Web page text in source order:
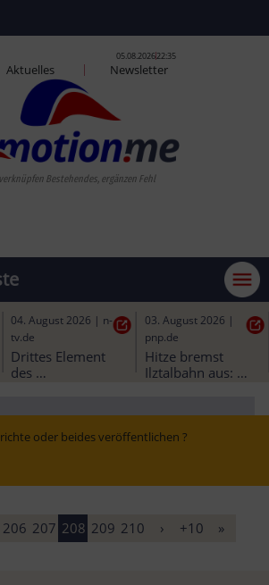
05.08.202622:35
Aktuelles Newsletter
Wir ve
04. August 2026 | n-
tv.de
Drittes Element
des
03. August 2026 |
pnp.de
Hitze bremst
Ilztalbahn aus:
legt kurze
„Kühlpausen“ ein
oder beides veröffentlichen ?
206 207 208 209 210 › +10 »